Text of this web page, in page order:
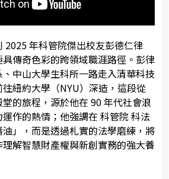
2025 年科管院傑出校友彭德仁律
傳奇色彩的跨領域職涯路徑。彭律
中山大學生科所一路走入清華科技
紐約大學（NYU）深造，這段從
的旅程，源於他在 90 年代社會浪
作的熱情；他強調在 科管院 科法
」，而是透過札實的法學磨練，將
解智慧財產權與新創實務的強大養